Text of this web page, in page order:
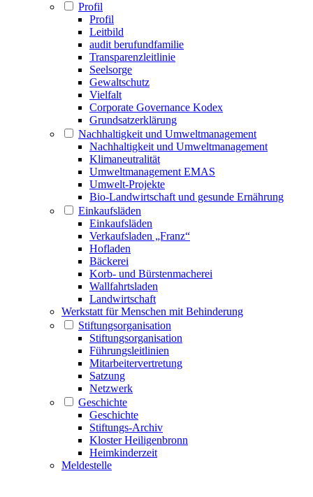
Profil
Profil
Leitbild
audit berufundfamilie
Transparenzleitlinie
Seelsorge
Gewaltschutz
Vielfalt
Corporate Governance Kodex
Grundsatzerklärung
Nachhaltigkeit und Umweltmanagement
Nachhaltigkeit und Umweltmanagement
Klimaneutralität
Umweltmanagement EMAS
Umwelt-Projekte
Bio-Landwirtschaft und gesunde Ernährung
Einkaufsläden
Einkaufsläden
Verkaufsladen „Franz“
Hofladen
Bäckerei
Korb- und Bürstenmacherei
Wallfahrtsladen
Landwirtschaft
Werkstatt für Menschen mit Behinderung
Stiftungsorganisation
Stiftungsorganisation
Führungsleitlinien
Mitarbeitervertretung
Satzung
Netzwerk
Geschichte
Geschichte
Stiftungs-Archiv
Kloster Heiligenbronn
Heimkinderzeit
Meldestelle